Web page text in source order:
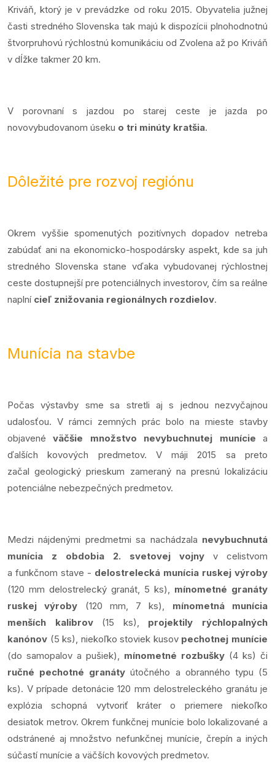
Kriváň, ktorý je v prevádzke od roku 2015. Obyvatelia južnej
časti stredného Slovenska tak majú k dispozícii plnohodnotnú
štvorpruhovú rýchlostnú komunikáciu od Zvolena až po Kriváň
v dĺžke takmer 20 km.
V porovnaní s jazdou po starej ceste je jazda po
novovybudovanom úseku o tri minúty kratšia.
Dôležité pre rozvoj regiónu
Okrem vyššie spomenutých pozitívnych dopadov netreba
zabúdať ani na ekonomicko-hospodársky aspekt, kde sa juh
stredného Slovenska stane vďaka vybudovanej rýchlostnej
ceste dostupnejší pre potenciálnych investorov, čím sa reálne
naplní cieľ znižovania regionálnych rozdielov.
Munícia na stavbe
Počas výstavby sme sa stretli aj s jednou nezvyčajnou
udalosťou. V rámci zemných prác bolo na mieste stavby
objavenéväčšie množstvo nevybuchnutej munície a
ďalších kovových predmetov. V máji 2015 sa preto
začal geologický prieskum zameraný na presnú lokalizáciu
potenciálne nebezpečných predmetov.
Medzi nájdenými predmetmi sa nachádzala nevybuchnutá
munícia z obdobia 2. svetovej vojny v celistvom
a funkčnom stave - delostrelecká munícia ruskej výroby
(120 mm delostrelecký granát, 5 ks), mínometné granáty
ruskej výroby (120 mm, 7 ks), mínometná munícia
menších kalibrov(15 ks), projektily rýchlopalných
kanónov (5 ks), niekoľko stoviek kusov pechotnej munície
(do samopalov a pušiek), mínometné rozbušky (4 ks) či
ručné pechotné granáty útočného a obranného typu (5
ks). V prípade detonácie 120 mm delostreleckého granátu je
explózia schopná vytvoriť kráter o priemere niekoľko
desiatok metrov. Okrem funkčnej munície bolo lokalizované a
odstránené aj množstvo nefunkčnej munície, črepín a iných
súčastí munície a väčších kovových predmetov.